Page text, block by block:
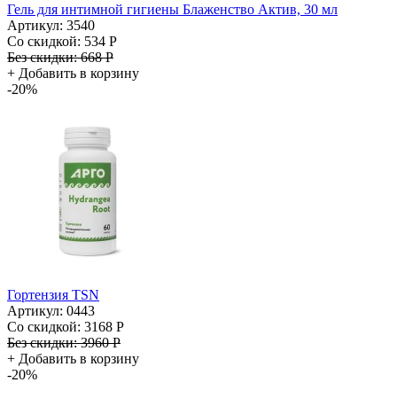
Гель для интимной гигиены Блаженство Актив, 30 мл
Артикул: 3540
Со скидкой: 534 Р
Без скидки:668 Р
+ Добавить в корзину
-20%
Гортензия TSN
Артикул: 0443
Со скидкой: 3168 Р
Без скидки:3960 Р
+ Добавить в корзину
-20%